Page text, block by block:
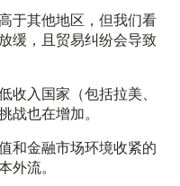
于其他地区，但我们看
缓，且贸易纠纷会导致
入国家（包括拉美、
也在增加。
和金融市场环境收紧的
外流。